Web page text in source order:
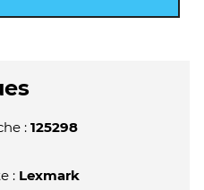
702C
: 125298
: Lexmark